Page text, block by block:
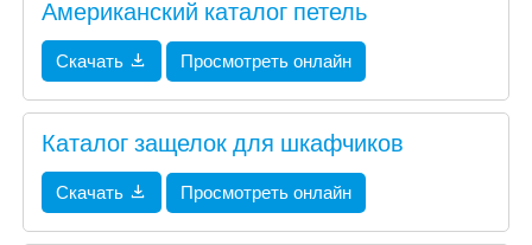
Американский каталог петель
Скачать Просмотреть онлайн
Каталог защелок для шкафчиков
Скачать Просмотреть онлайн